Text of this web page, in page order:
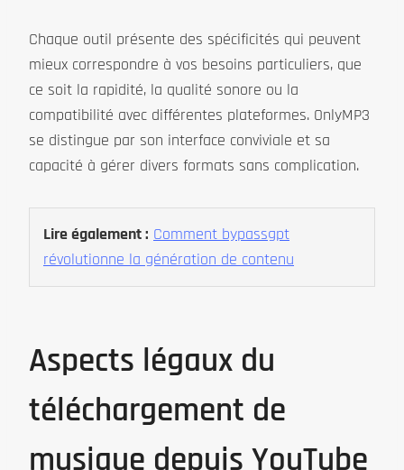
Chaque outil présente des spécificités qui peuvent
mieux correspondre à vos besoins particuliers, que
ce soit la rapidité, la qualité sonore ou la
compatibilité avec différentes plateformes. OnlyMP3
se distingue par son interface conviviale et sa
capacité à gérer divers formats sans complication.
Lire également : Comment bypassgpt
révolutionne la génération de contenu
Aspects légaux du
téléchargement de
musique depuis YouTube